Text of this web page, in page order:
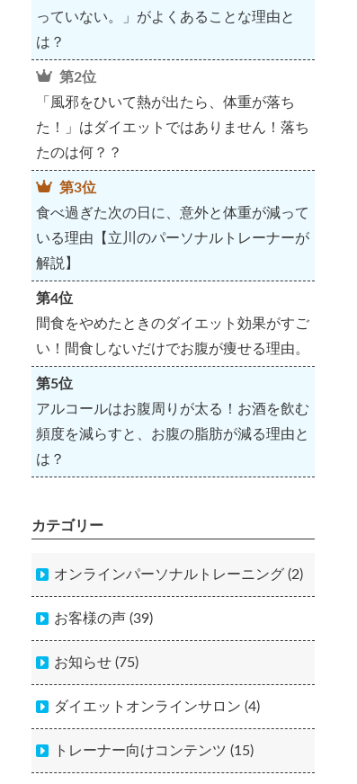
っていない。」がよくあることな理由と
は？
第2位
「風邪をひいて熱が出たら、体重が落ち
た！」はダイエットではありません！落ち
たのは何？？
第3位
食べ過ぎた次の日に、意外と体重が減って
いる理由【立川のパーソナルトレーナーが
解説】
第4位
間食をやめたときのダイエット効果がすご
い！間食しないだけでお腹が痩せる理由。
第5位
アルコールはお腹周りが太る！お酒を飲む
頻度を減らすと、お腹の脂肪が減る理由と
は？
カテゴリー
オンラインパーソナルトレーニング (2)
お客様の声 (39)
お知らせ (75)
ダイエットオンラインサロン (4)
トレーナー向けコンテンツ (15)